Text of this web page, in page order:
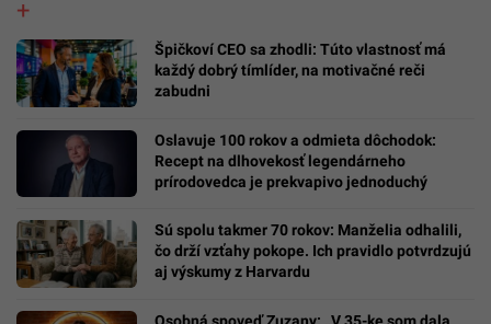
Špičkoví CEO sa zhodli: Túto vlastnosť má
každý dobrý tímlíder, na motivačné reči
zabudni
Oslavuje 100 rokov a odmieta dôchodok:
Recept na dlhovekosť legendárneho
prírodovedca je prekvapivo jednoduchý
Sú spolu takmer 70 rokov: Manželia odhalili,
čo drží vzťahy pokope. Ich pravidlo potvrdzujú
aj výskumy z Harvardu